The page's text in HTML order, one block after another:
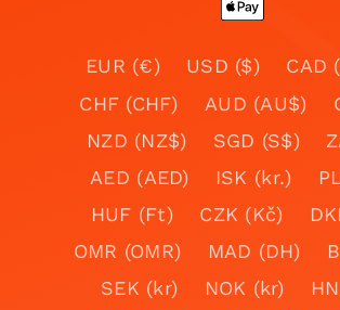
EUR (€) USD ($)
CAD
CHF (CHF)
AUD (AU$)
NZD (NZ$)
SGD (S$)
AED (AED)
ISK (kr.)
HUF (Ft)
CZK (Kč)
OMR (OMR)
MAD (DH)
SEK (kr)
NOK (kr)